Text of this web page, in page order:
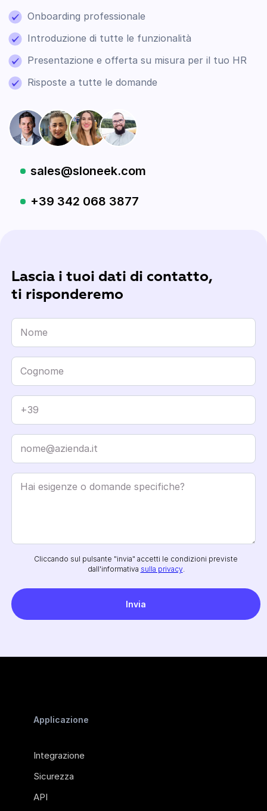
Onboarding professionale
Introduzione di tutte le funzionalità
Presentazione e offerta su misura per il tuo HR
Risposte a tutte le domande
sales@sloneek.com
+39 342 068 3877
Lascia i tuoi dati di contatto,
ti risponderemo
Cliccando sul pulsante "invia" accetti le condizioni previste
dall'informativa sulla privacy.
Applicazione
Integrazione
Sicurezza
API